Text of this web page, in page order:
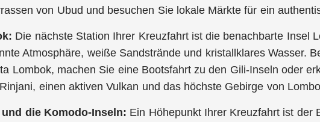
von Ubud und besuchen Sie lokale Märkte für ein
Die nächste Station Ihrer Kreuzfahrt ist die benachbarte Insel
Atmosphäre, weiße Sandstrände und kristallklares Wasser.
Lombok, machen Sie eine Bootsfahrt zu den Gili-Inseln oder
einen aktiven Vulkan und das höchste Gebirge von
die Komodo-Inseln: Ein Höhepunkt Ihrer Kreuzfahrt ist der